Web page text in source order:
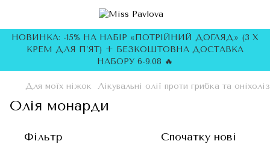
НОВИНКА: -15% НА НАБІР «ПОТРІЙНИЙ ДОГЛЯД» (3 Х
КРЕМ ДЛЯ П’ЯТ) + БЕЗКОШТОВНА ДОСТАВКА
НАБОРУ 6-9.08 🔥
Для моїх ніжок Лікувальні олії проти грибка та
Олія монарди
Фільтр Спочатку нові